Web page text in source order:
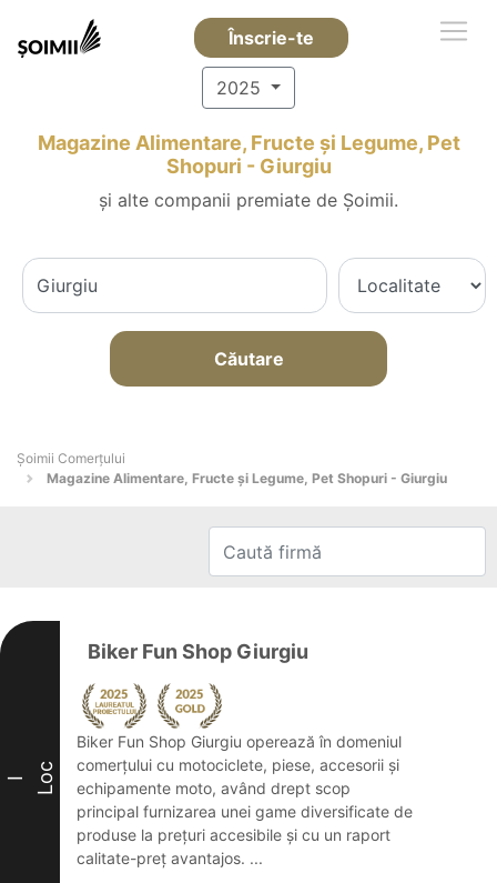
Înscrie-te
2025
Magazine Alimentare, Fructe și Legume, Pet
Shopuri - Giurgiu
și alte companii premiate de Șoimii.
Căutare
Șoimii Comerțului
Magazine Alimentare, Fructe și Legume, Pet Shopuri - Giurgiu
I Loc
Biker Fun Shop Giurgiu
Biker Fun Shop Giurgiu operează în domeniul
comerțului cu motociclete, piese, accesorii și
echipamente moto, având drept scop
principal furnizarea unei game diversificate de
produse la prețuri accesibile și cu un raport
calitate-preț avantajos. ...